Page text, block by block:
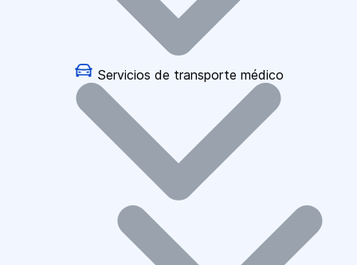
Servicios de transporte médico